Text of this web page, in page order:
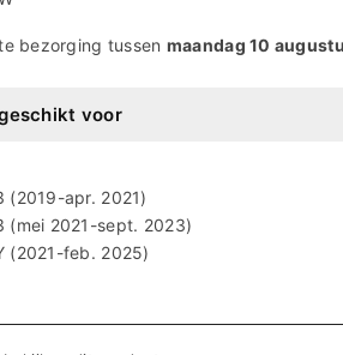
bezorging tussen maandag 10
voor
(2019-apr. 2021)
(mei 2021-sept. 2023)
(2021-feb. 2025)